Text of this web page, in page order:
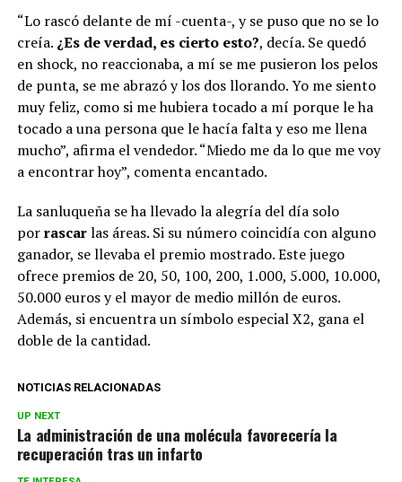
“Lo rascó delante de mí -cuenta-, y se puso que no se lo
creía. ¿Es de verdad, es cierto esto?, decía. Se quedó
en shock, no reaccionaba, a mí se me pusieron los pelos
de punta, se me abrazó y los dos llorando. Yo me siento
muy feliz, como si me hubiera tocado a mí porque le ha
tocado a una persona que le hacía falta y eso me llena
mucho”, afirma el vendedor. “Miedo me da lo que me voy
a encontrar hoy”, comenta encantado.
La sanluqueña se ha llevado la alegría del día solo
porrascarlas áreas. Si su número coincidía con alguno
ganador, se llevaba el premio mostrado. Este juego
ofrece premios de 20, 50, 100, 200, 1.000, 5.000, 10.000,
50.000 euros y el mayor de medio millón de euros.
Además, si encuentra un símbolo especial X2, gana el
doble de la cantidad.
NOTICIAS RELACIONADAS
UP NEXT
La administración de una molécula favorecería la
recuperación tras un infarto